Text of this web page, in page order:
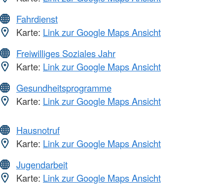
Fahrdienst
Karte: Link zur Google Maps Ansicht
Freiwilliges Soziales Jahr
Karte: Link zur Google Maps Ansicht
Gesundheitsprogramme
Karte: Link zur Google Maps Ansicht
Hausnotruf
Karte: Link zur Google Maps Ansicht
Jugendarbeit
Karte: Link zur Google Maps Ansicht